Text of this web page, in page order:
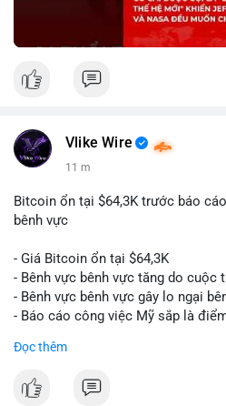
Nguồn: KIEN THUC KINH TE
Vlike Wire
11 m
Bitcoin ổn tại $64,3K trước báo
bênh vực
- Giá Bitcoin ổn tại $64,3K
- Bênh vực bênh vực tăng do cuộc
- Bênh vực bênh vực gây lo ngại
- Báo cáo công việc Mỹ sắp là
$btc#btc
#vlikevn #titanbot
Đọc thêm